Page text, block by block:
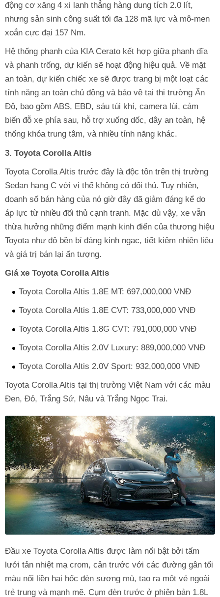
động cơ xăng 4 xi lanh thẳng hàng dung tích 2.0 lít,
nhưng sản sinh công suất tối đa 128 mã lực và mô-men
xoắn cực đại 157 Nm.
Hệ thống phanh của KIA Cerato kết hợp giữa phanh đĩa
và phanh trống, dự kiến sẽ hoạt động hiệu quả. Về mặt
an toàn, dự kiến chiếc xe sẽ được trang bị một loạt các
tính năng an toàn chủ động và bảo vệ tại thị trường Ấn
Độ, bao gồm ABS, EBD, sáu túi khí, camera lùi, cảm
biến đỗ xe phía sau, hỗ trợ xuống dốc, dây an toàn, hệ
thống khóa trung tâm, và nhiều tính năng khác.
3. Toyota Corolla Altis
Toyota Corolla Altis trước đây là độc tôn trên thị trường
Sedan hạng C với vị thế không có đối thủ. Tuy nhiên,
doanh số bán hàng của nó giờ đây đã giảm đáng kể do
áp lực từ nhiều đối thủ cạnh tranh. Mặc dù vậy, xe vẫn
thừa hưởng những điểm mạnh kinh điển của thương hiệu
Toyota như độ bền bỉ đáng kinh ngạc, tiết kiệm nhiên liệu
và giá trị bán lại ấn tượng.
Giá xe Toyota Corolla Altis
Toyota Corolla Altis 1.8E MT: 697,000,000 VNĐ
Toyota Corolla Altis 1.8E CVT: 733,000,000 VNĐ
Toyota Corolla Altis 1.8G CVT: 791,000,000 VNĐ
Toyota Corolla Altis 2.0V Luxury: 889,000,000 VNĐ
Toyota Corolla Altis 2.0V Sport: 932,000,000 VNĐ
Toyota Corolla Altis tại thị trường Việt Nam với các màu
Đen, Đỏ, Trắng Sứ, Nâu và Trắng Ngọc Trai.
Đầu xe Toyota Corolla Altis được làm nổi bật bởi tấm
lưới tản nhiệt mạ crom, cản trước với các đường gân tối
màu nối liền hai hốc đèn sương mù, tạo ra một vẻ ngoài
trẻ trung và mạnh mẽ. Cụm đèn trước ở phiên bản 1.8L